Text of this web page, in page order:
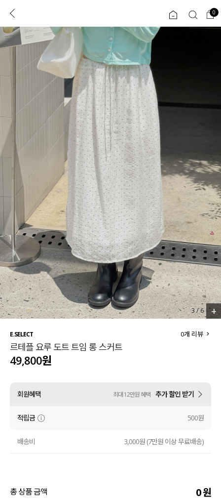
로그인 0
리뷰 & 혜택 플러스핏
CATEGORY COMMUNITY
도착보장⚡
인플루언서 pick!
신상 5%
베스트
MADE
세트할인 ~30%
하객룩
살안타템
110사이즈
티셔츠
셔츠
원피스
니트
ALL
익스클루시브
아우터
티셔츠
니트
블라우스
원피스
팬츠
스커트
언더웨어
0
3/6 +
E.SELECT
르테플 요루 도트 트임 롱 스커트
0개 리뷰
49,800원
회원혜택 최대 12만원 혜택 추가 할인 받기
적립금 500원
배송비 3,000원 (7만원 이상 무료배송)
총 상품 금액 0원